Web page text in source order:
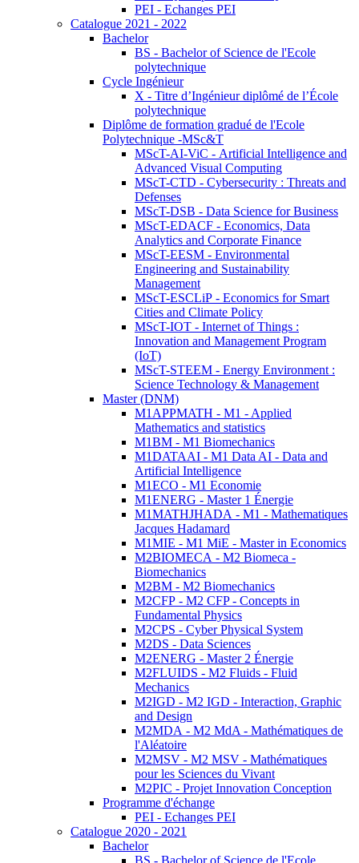
PEI - Echanges PEI
Catalogue 2021 - 2022
Bachelor
BS - Bachelor of Science de l'Ecole
polytechnique
Cycle Ingénieur
X - Titre d’Ingénieur diplômé de l’École
polytechnique
Diplôme de formation gradué de l'Ecole
Polytechnique -MSc&T
MScT-AI-ViC - Artificial Intelligence and
Advanced Visual Computing
MScT-CTD - Cybersecurity : Threats and
Defenses
MScT-DSB - Data Science for Business
MScT-EDACF - Economics, Data
Analytics and Corporate Finance
MScT-EESM - Environmental
Engineering and Sustainability
Management
MScT-ESCLiP - Economics for Smart
Cities and Climate Policy
MScT-IOT - Internet of Things :
Innovation and Management Program
(IoT)
MScT-STEEM - Energy Environment :
Science Technology & Management
Master (DNM)
M1APPMATH - M1 - Applied
Mathematics and statistics
M1BM - M1 Biomechanics
M1DATAAI - M1 Data AI - Data and
Artificial Intelligence
M1ECO - M1 Economie
M1ENERG - Master 1 Énergie
M1MATHJHADA - M1 - Mathematiques
Jacques Hadamard
M1MIE - M1 MiE - Master in Economics
M2BIOMECA - M2 Biomeca -
Biomechanics
M2BM - M2 Biomechanics
M2CFP - M2 CFP - Concepts in
Fundamental Physics
M2CPS - Cyber Physical System
M2DS - Data Sciences
M2ENERG - Master 2 Énergie
M2FLUIDS - M2 Fluids - Fluid
Mechanics
M2IGD - M2 IGD - Interaction, Graphic
and Design
M2MDA - M2 MdA - Mathématiques de
l'Aléatoire
M2MSV - M2 MSV - Mathématiques
pour les Sciences du Vivant
M2PIC - Projet Innovation Conception
Programme d'échange
PEI - Echanges PEI
Catalogue 2020 - 2021
Bachelor
BS - Bachelor of Science de l'Ecole